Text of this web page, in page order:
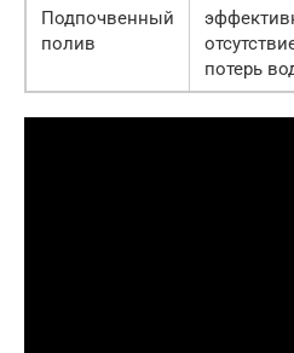
Подпочвенный
полив
потерь